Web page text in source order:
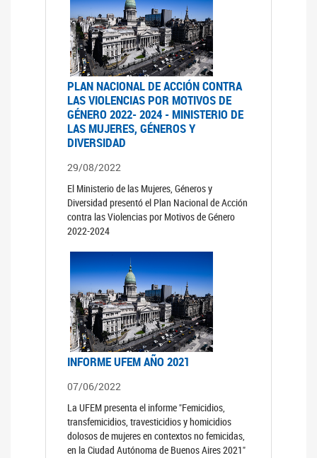
PLAN NACIONAL DE ACCIÓN CONTRA
LAS VIOLENCIAS POR MOTIVOS DE
GÉNERO 2022- 2024 - MINISTERIO DE
LAS MUJERES, GÉNEROS Y
DIVERSIDAD
29/08/2022
El Ministerio de las Mujeres, Géneros y
Diversidad presentó el Plan Nacional de Acción
contra las Violencias por Motivos de Género
2022-2024
INFORME UFEM AÑO 2021
07/06/2022
La UFEM presenta el informe "Femicidios,
transfemicidios, travesticidios y homicidios
dolosos de mujeres en contextos no femicidas,
en la Ciudad Autónoma de Buenos Aires 2021"